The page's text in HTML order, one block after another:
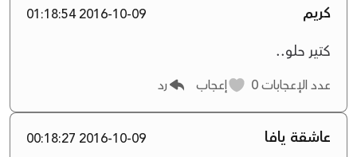
كريم 2016-10-09 01:18:54
كتير حلو..
عدد الإعجابات إعجاب رد
عاشقة يافا 2016-10-09 00:18:27